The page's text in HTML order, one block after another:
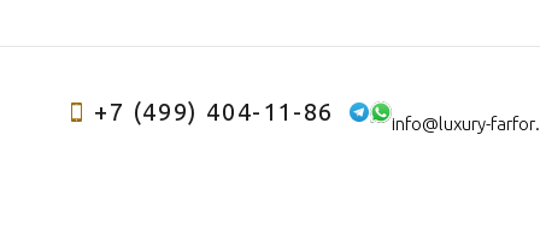
+7 (499) 404-11-86 info@luxury-